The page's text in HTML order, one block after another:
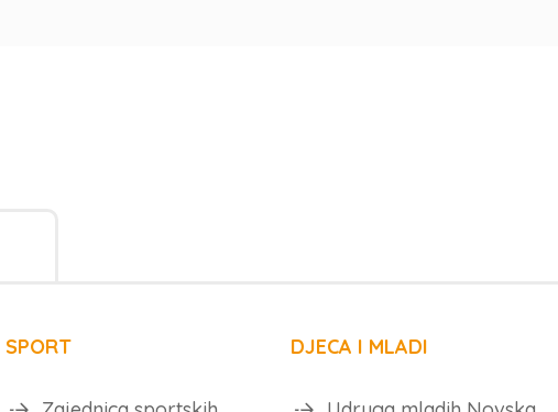
SPORT DJECA I MLADI